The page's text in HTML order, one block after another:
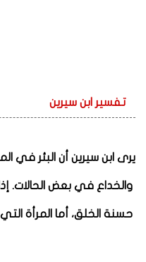
تفسير ابن سيرين
يرى ابن سيرين أن البئر في
والخداع في بعض الحالات.
حسنة الخلق، أما المرأة